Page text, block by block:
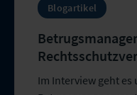
Blogartikel
an Struktur und
Im Interview geht es